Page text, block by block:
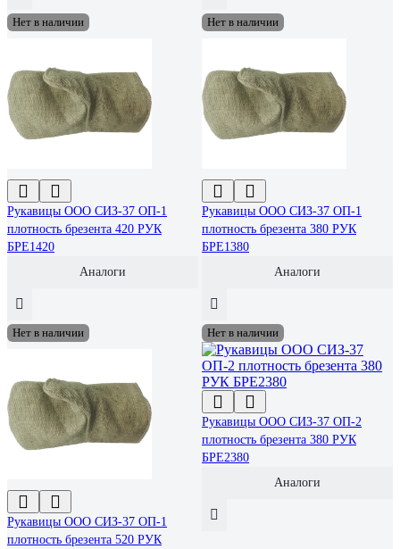
Нет в наличии
Рукавицы ООО СИЗ-37 ОП-1
плотность брезента 420 РУК
БРЕ1420
Аналоги
Нет в наличии
Рукавицы ООО СИЗ-37 ОП-1
плотность брезента 380 РУК
БРЕ1380
Аналоги
Нет в наличии
Рукавицы ООО СИЗ-37 ОП-1
плотность брезента 520 РУК
Нет в наличии
Рукавицы ООО СИЗ-37 ОП-2
плотность брезента 380 РУК
БРЕ2380
Аналоги